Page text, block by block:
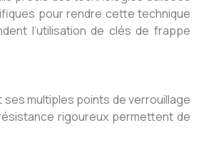
pour rendre cette technique
l’utilisation de clés de frappe
multiples points de verrouillage
rigoureux permettent de